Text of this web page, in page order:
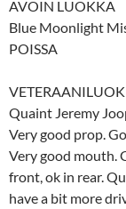
AVOIN LUOKKA
Blue Moonlight
POISSA
Quaint Jeremy
Very good prop.
Very good mouth.
front, ok in rear.
have a bit more